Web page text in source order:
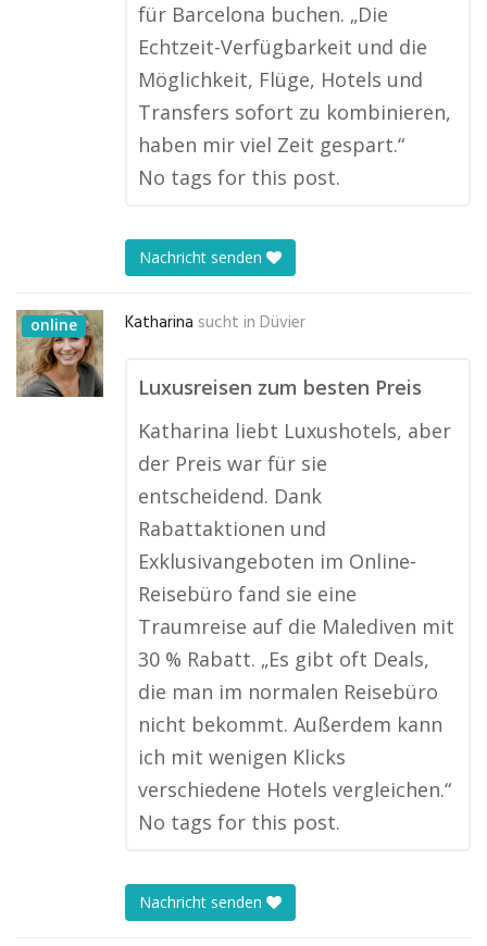
für Barcelona buchen. „Die
Echtzeit-Verfügbarkeit und die
Möglichkeit, Flüge, Hotels und
Transfers sofort zu kombinieren,
haben mir viel Zeit gespart.“
No tags for this post.
Nachricht senden
online Katharina sucht in Düvier
Luxusreisen zum besten Preis
Katharina liebt Luxushotels, aber
der Preis war für sie
entscheidend. Dank
Rabattaktionen und
Exklusivangeboten im Online-
Reisebüro fand sie eine
Traumreise auf die Malediven mit
30 % Rabatt. „Es gibt oft Deals,
die man im normalen Reisebüro
nicht bekommt. Außerdem kann
ich mit wenigen Klicks
verschiedene Hotels vergleichen.“
No tags for this post.
Nachricht senden